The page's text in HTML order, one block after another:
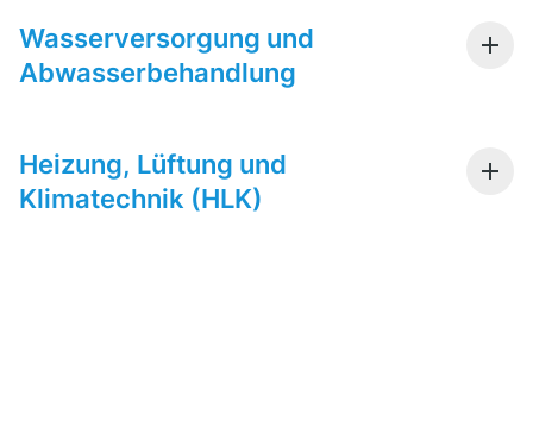
Wasserversorgung und
Abwasserbehandlung
Heizung, Lüftung und
Klimatechnik (HLK)